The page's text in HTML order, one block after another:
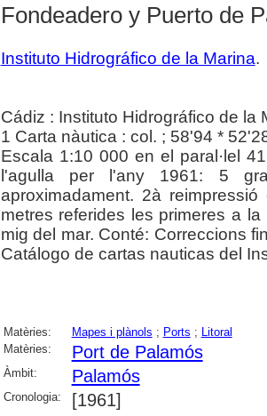
Fondeadero y Puerto de
Instituto Hidrográfico de la Marina.
Cádiz : Instituto Hidrográfico de la
1 Carta nàutica : col. ; 58'94 *
Escala 1:10 000 en el paral·lel
l'agulla per l'any 1961: 5
aproximadament. 2à
metres referides les primeres a
mig del mar. Conté: Correccions
Catálogo de cartas nauticas del
Matèries: Mapes i plànols ; Ports ; Litoral
Matèries:
Port de Palamós
Àmbit: Palamós
Cronologia: [1961]